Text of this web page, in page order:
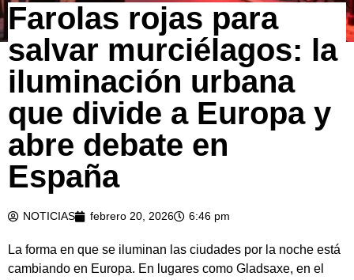
Farolas rojas para
salvar murciélagos: la
iluminación urbana
que divide a Europa y
abre debate en
España
NOTICIAS febrero 20, 2026 6:46 pm
La forma en que se iluminan las ciudades por la noche está
cambiando en Europa. En lugares como Gladsaxe, en el